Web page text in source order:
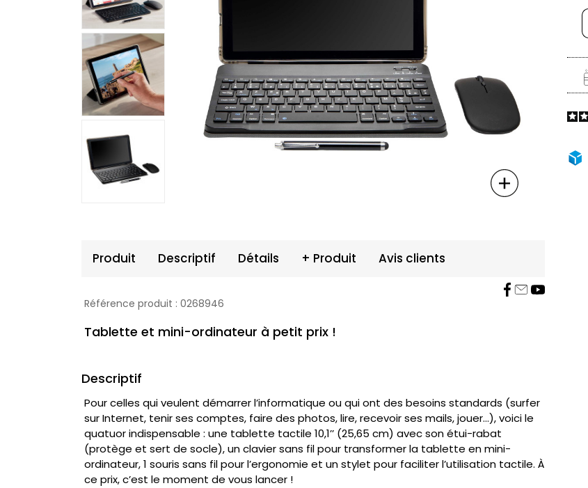
Produit Descriptif Détails + Produit Avis clients
Référence produit : 0268946
Tablette et mini-ordinateur à petit prix !
Descriptif
Pour celles qui veulent démarrer l’informatique ou qui ont des besoins standards (surfer
sur Internet, tenir ses comptes, faire des photos, lire, recevoir ses mails, jouer…), voici le
quatuor indispensable : une tablette tactile 10,1’’ (25,65 cm) avec son étui-rabat
(protège et sert de socle), un clavier sans fil pour transformer la tablette en mini-
ordinateur, 1 souris sans fil pour l’ergonomie et un stylet pour faciliter l’utilisation tactile. À
ce prix, c’est le moment de vous lancer !